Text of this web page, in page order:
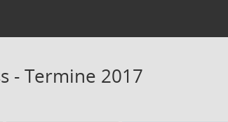
- Termine 2017